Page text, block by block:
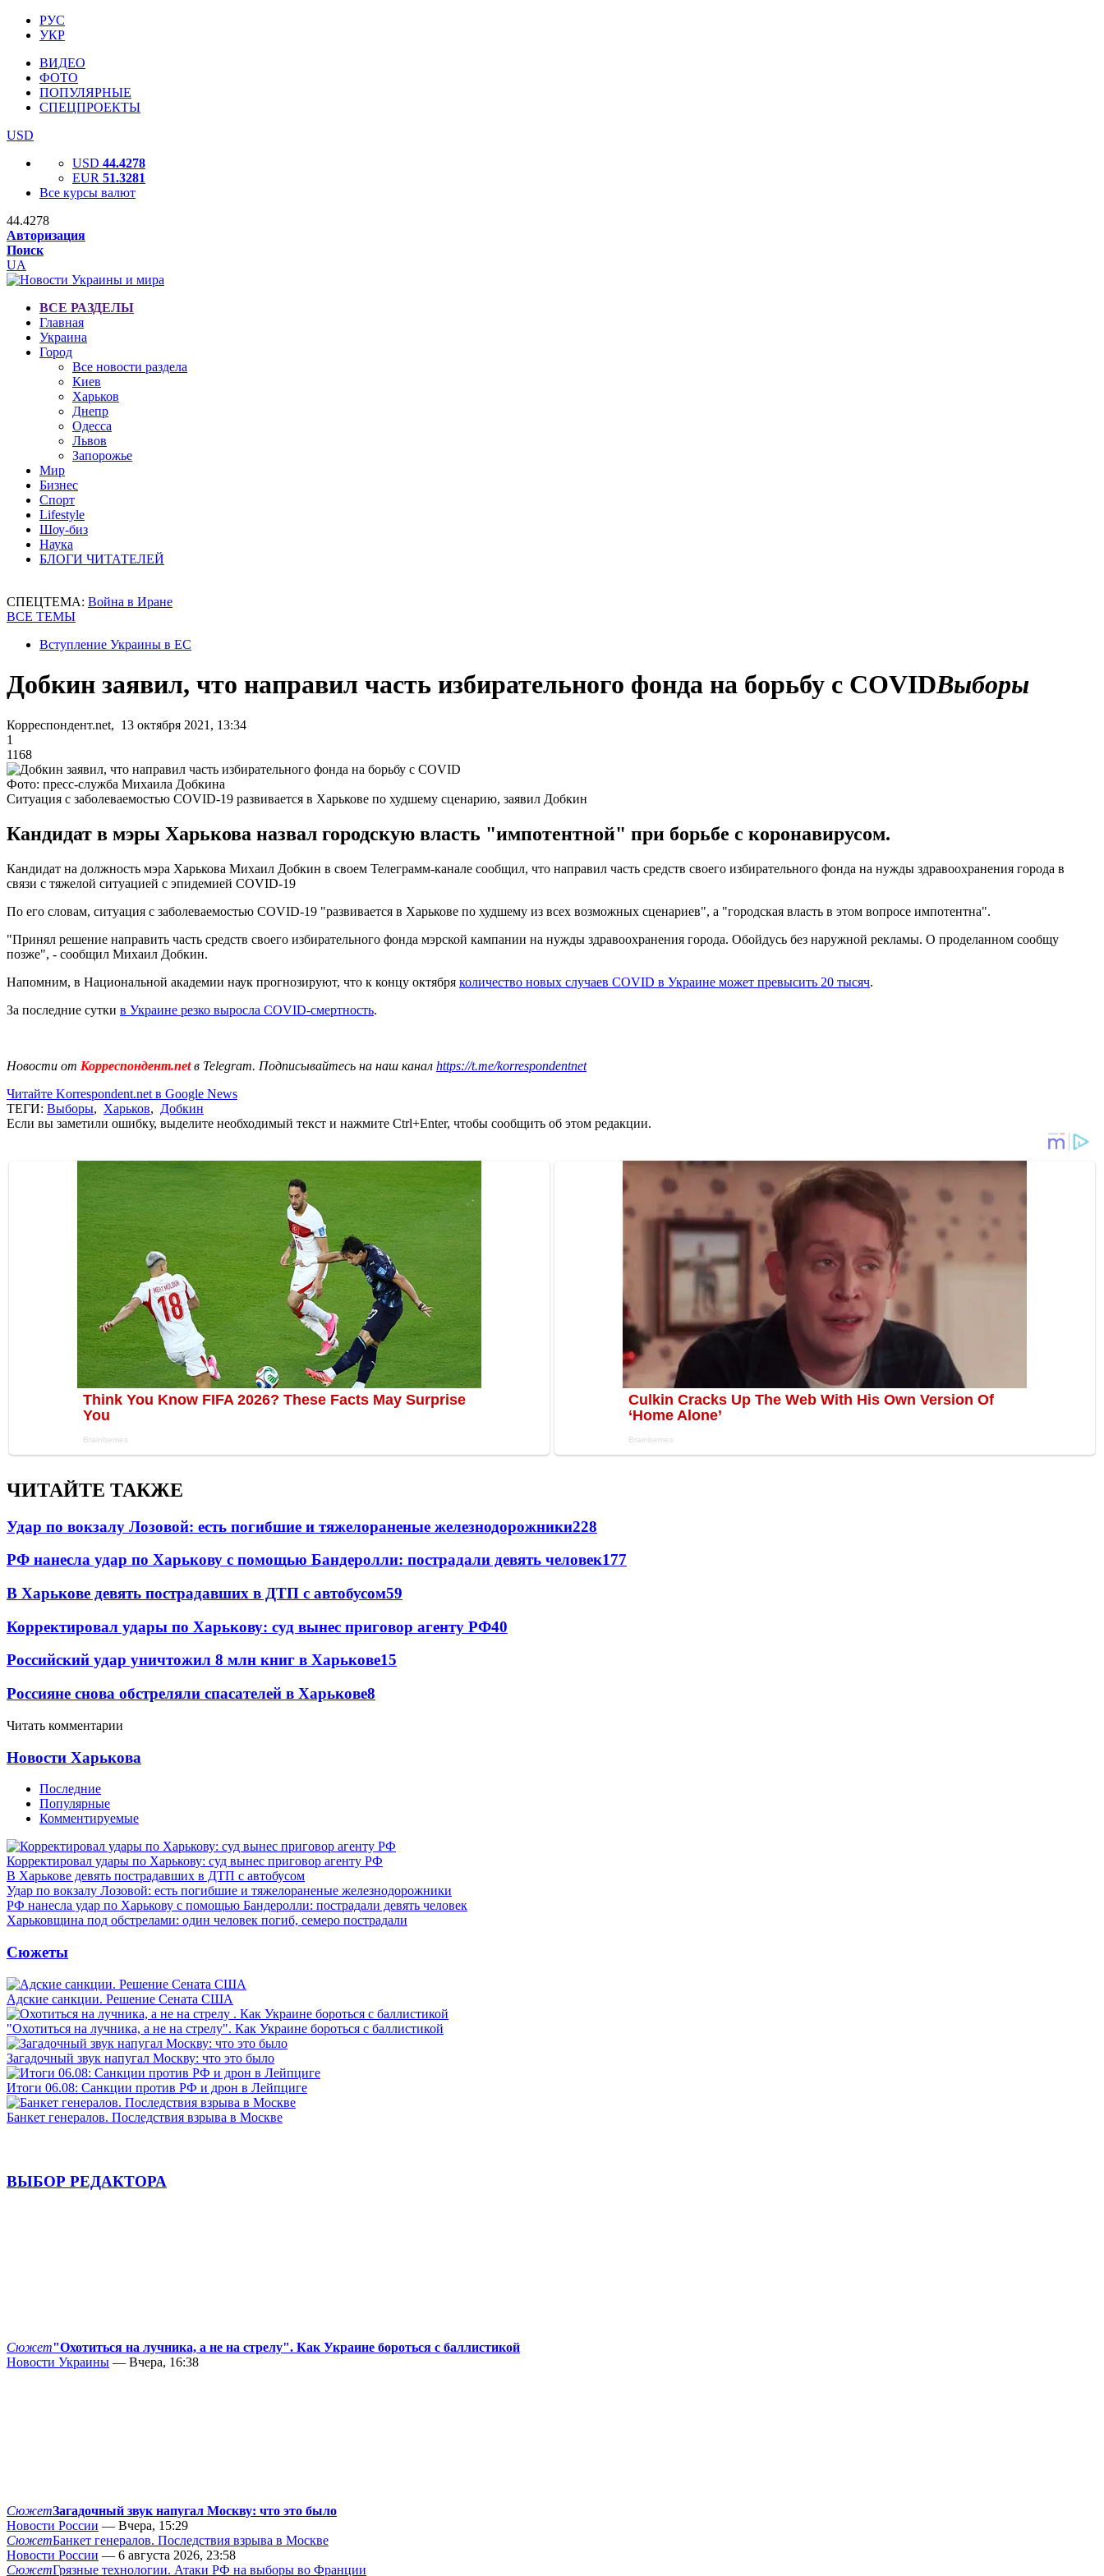
РУС
УКР
ВИДЕО
ФОТО
ПОПУЛЯРНЫЕ
СПЕЦПРОЕКТЫ
USD
USD 44.4278
EUR 51.3281
Все курсы валют
44.4278
Авторизация
Поиск
UA
ВСЕ РАЗДЕЛЫ
Главная
Украина
Город
Все новости раздела
Киев
Харьков
Днепр
Одесса
Львов
Запорожье
Мир
Бизнес
Спорт
Lifestyle
Шоу-биз
Наука
БЛОГИ ЧИТАТЕЛЕЙ
СПЕЦТЕМА: Война в Иране
ВСЕ ТЕМЫ
Вступление Украины в ЕС
Добкин заявил, что направил часть избирательного фонда на борьбу с COVIDВыборы
Корреспондент.net, 13 октября 2021, 13:34
1
1168
Фото: пресс-служба Михаила Добкина
Ситуация с заболеваемостью COVID-19 развивается в Харькове по худшему сценарию, заявил Добкин
Кандидат в мэры Харькова назвал городскую власть "импотентной" при борьбе с коронавирусом.
Кандидат на должность мэра Харькова Михаил Добкин в своем Телеграмм-канале сообщил, что направил часть средств своего избирательного фонда на нужды здравоохранения города в
связи с тяжелой ситуацией с эпидемией COVID-19
По его словам, ситуация с заболеваемостью COVID-19 "развивается в Харькове по худшему из всех возможных сценариев", а "городская власть в этом вопросе импотентна".
"Принял решение направить часть средств своего избирательного фонда мэрской кампании на нужды здравоохранения города. Обойдусь без наружной рекламы. О проделанном сообщу
позже", - сообщил Михаил Добкин.
Напомним, в Национальной академии наук прогнозируют, что к концу октября количество новых случаев COVID в Украине может превысить 20 тысяч.
За последние сутки в Украине резко выросла COVID-смертность.
Новости от Корреспондент.netв Telegram. Подписывайтесь на наш канал https://t.me/korrespondentnet
Читайте Korrespondent.net в Google News
ТЕГИ: Выборы, Харьков, Добкин
Если вы заметили ошибку, выделите необходимый текст и нажмите Ctrl+Enter, чтобы сообщить об этом редакции.
ЧИТАЙТЕ ТАКЖЕ
Удар по вокзалу Лозовой: есть погибшие и тяжелораненые железнодорожники228
РФ нанесла удар по Харькову с помощью Бандеролли: пострадали девять человек177
В Харькове девять пострадавших в ДТП с автобусом59
Корректировал удары по Харькову: суд вынес приговор агенту РФ40
Российский удар уничтожил 8 млн книг в Харькове15
Россияне снова обстреляли спасателей в Харькове8
Читать комментарии
Новости Харькова
Последние
Популярные
Комментируемые
Корректировал удары по Харькову: суд вынес приговор агенту РФ
В Харькове девять пострадавших в ДТП с автобусом
Удар по вокзалу Лозовой: есть погибшие и тяжелораненые железнодорожники
РФ нанесла удар по Харькову с помощью Бандеролли: пострадали девять человек
Харьковщина под обстрелами: один человек погиб, семеро пострадали
Сюжеты
Адские санкции. Решение Сената США
"Охотиться на лучника, а не на стрелу". Как Украине бороться с баллистикой
Загадочный звук напугал Москву: что это было
Итоги 06.08: Санкции против РФ и дрон в Лейпциге
Банкет генералов. Последствия взрыва в Москве
ВЫБОР РЕДАКТОРА
Сюжет"Охотиться на лучника, а не на стрелу". Как Украине бороться с баллистикой
Новости Украины — Вчера, 16:38
СюжетЗагадочный звук напугал Москву: что это было
Новости России — Вчера, 15:29
СюжетБанкет генералов. Последствия взрыва в Москве
Новости России — 6 августа 2026, 23:58
СюжетГрязные технологии. Атаки РФ на выборы во Франции